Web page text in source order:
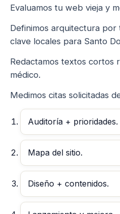
Evaluamos tu web vieja y
Definimos arquitectura
clave locales para Santo
Redactamos textos cortos
médico.
Medimos citas solicitadas
Auditoría + prioridades.
Mapa del sitio.
Diseño + contenidos.